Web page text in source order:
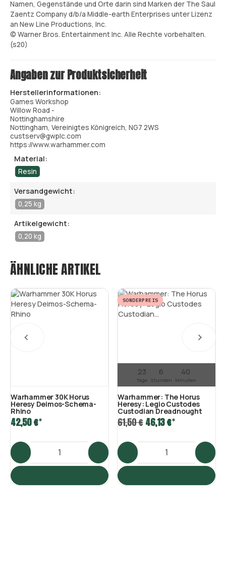
Namen, Gegenstände und Orte darin sind Marken der The Saul
Zaentz Company d/b/a Middle-earth Enterprises unter Lizenz
an New Line Productions, Inc.
© Warner Bros. Entertainment Inc. Alle Rechte vorbehalten.
(s20)
Angaben zur Produktsicherheit
Herstellerinformationen:
Games Workshop
Willow Road -
Nottinghamshire
Nottingham, Vereinigtes Königreich, NG7 2WS
custserv@gwplc.com
https://www.warhammer.com
Material:
Resin
Versandgewicht:
0,25 kg
Artikelgewicht:
0,20 kg
ÄHNLICHE ARTIKEL
Warhammer 30K Horus
Heresy Deimos-Schema-
Rhino
42,50 €*
23
Tage
6
Stunden
40
Minuten
SONDERPREIS
Warhammer: The Horus
Heresy: Legio Custodes
Custodian Dreadnought
61,50 €46,13 €*